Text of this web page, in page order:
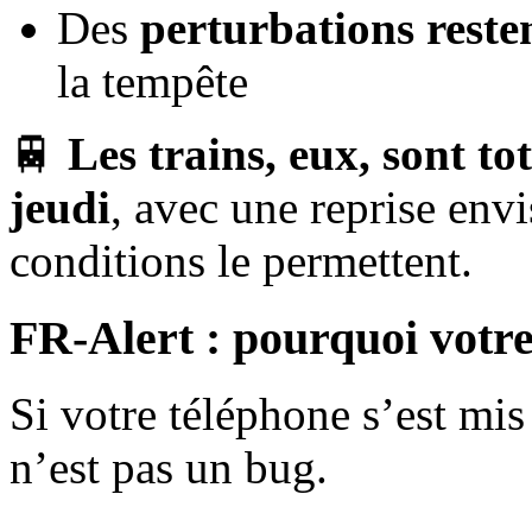
Des perturbations
la tempête
🚆 Les trains, eux, sont
jeudi, avec une reprise
conditions le permettent.
FR-Alert : pourquoi
Si votre téléphone s’est
n’est pas un bug.